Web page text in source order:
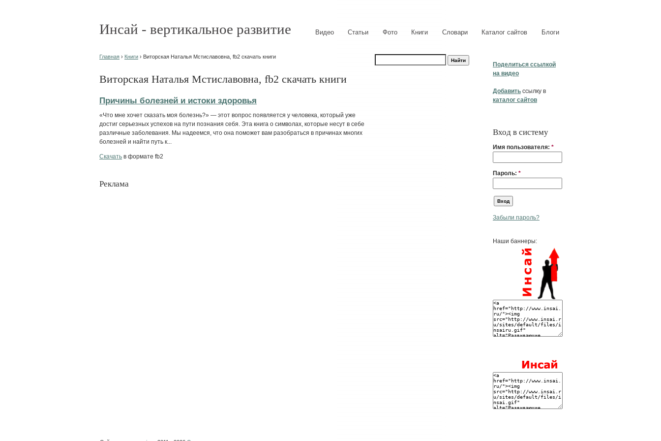
Инсай - вертикальное развитие Видео Статьи Фото Книги Словари Каталог сайтов Блоги
Поделиться ссылкой
на видео
Добавить ссылку в
каталог сайтов
Вход в систему
Имя пользователя: *
Пароль: *
Забыли пароль?
Наши баннеры:
Главная › Книги › Виторская Наталья Мстиславовна, fb2 скачать книги
Виторская Наталья Мстиславовна, fb2 скачать книги
Причины болезней и истоки здоровья
«Что мне хочет сказать моя болезнь?» — этот вопрос появляется у человека, который уже
достиг серьезных успехов на пути познания себя. Эта книга о символах, которые несут в себе
различные заболевания. Мы надеемся, что она поможет вам разобраться в причинах многих
болезней и найти путь к...
Скачать в формате fb2
Реклама